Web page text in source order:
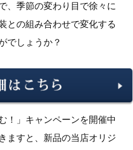
、季節の変わり目で徐々に
との組み合わせで変化する
でしょうか？
！」キャンペーンを開催中
ますと、新品の当店オリジ